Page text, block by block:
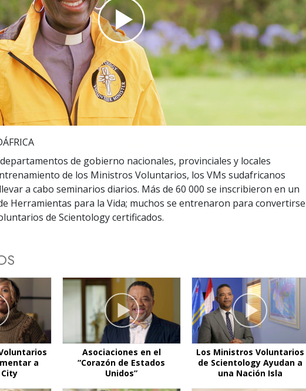
Play
Video
de gobierno nacionales, provinciales y locales
de los Ministros Voluntarios, los VMs sudafricanos
a cabo seminarios diarios. Más de 60 000 se inscribieron en un
Herramientas para la Vida; muchos se entrenaron para convertirse
de Scientology certificados.
a
Asociaciones en el
“Corazón de Estados
Unidos”
Los Ministros Voluntarios
de Scientology Ayudan a
una Nación Isla